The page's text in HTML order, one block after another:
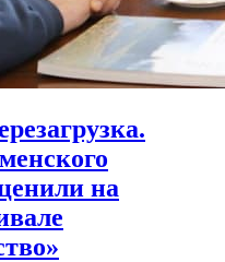
на